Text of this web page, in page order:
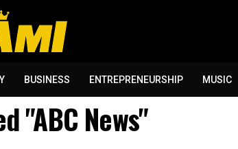
BUSINESS ENTREPRENEURSHIP MUSIC
"ABC News"